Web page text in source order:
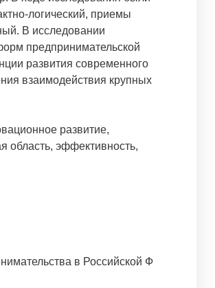
логический, приемы
В исследовании
предпринимательской
развития современного
взаимодействия крупных
развитие,
область, эффективность,
в Российской Ф